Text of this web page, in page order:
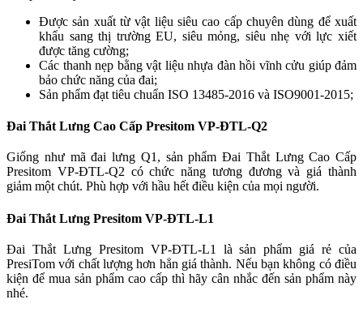
Được sản xuất từ vật liệu siêu cao cấp chuyên dùng để xuất
khẩu sang thị trường EU, siêu mỏng, siêu nhẹ với lực xiết
được tăng cường;
Các thanh nẹp bằng vật liệu nhựa đàn hồi vĩnh cửu giúp đảm
bảo chức năng của đai;
Sản phẩm đạt tiêu chuẩn ISO 13485-2016 và ISO9001-2015;
Đai Thắt Lưng Cao Cấp Presitom VP-ĐTL-Q2
Giống như mã đai lưng Q1, sản phẩm Đai Thắt Lưng Cao Cấp
Presitom VP-ĐTL-Q2 có chức năng tương đương và giá thành
giảm một chút. Phù hợp với hầu hết điều kiện của mọi người.
Đai Thắt Lưng Presitom VP-ĐTL-L1
Đai Thắt Lưng Presitom VP-ĐTL-L1 là sản phẩm giá rẻ của
PresiTom với chất lượng hơn hẳn giá thành. Nếu bạn không có điều
kiện để mua sản phẩm cao cấp thì hãy cân nhắc đến sản phẩm này
nhé.